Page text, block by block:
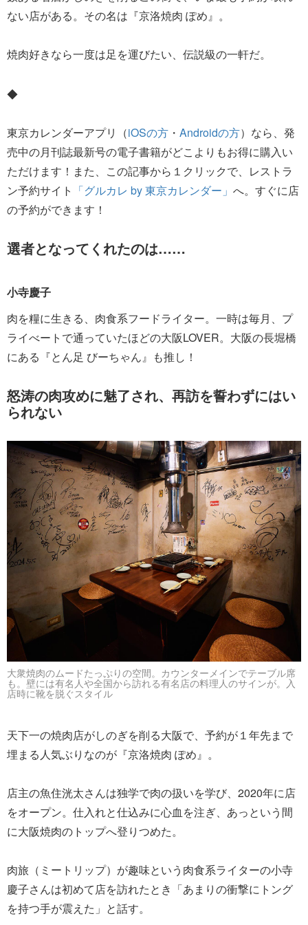
ない店がある。その名は『京洛焼肉 ぽめ』。
焼肉好きなら一度は足を運びたい、伝説級の一軒だ。
◆
東京カレンダーアプリ（iOSの方 ・ Androidの方）なら、発
売中の月刊誌最新号の電子書籍がどこよりもお得に購入い
ただけます！また、この記事から１クリックで、レストラ
ン予約サイト 「グルカレ by 東京カレンダー」 へ。すぐに店
の予約ができます！
選者となってくれたのは……
小寺慶子
肉を糧に生きる、肉食系フードライター。一時は毎月、プ
ライべートで通っていたほどの大阪LOVER。大阪の長堀橋
にある『とん足 びーちゃん』も推し！
怒涛の肉攻めに魅了され、再訪を誓わずにはい
られない
大衆焼肉のムードたっぷりの空間。カウンターメインでテーブル席
も。壁には有名人や全国から訪れる有名店の料理人のサインが。入
店時に靴を脱ぐスタイル
天下一の焼肉店がしのぎを削る大阪で、予約が１年先まで
埋まる人気ぶりなのが『京洛焼肉 ぽめ』。
店主の魚住洸太さんは独学で肉の扱いを学び、2020年に店
をオープン。仕入れと仕込みに心血を注ぎ、あっという間
に大阪焼肉のトップへ登りつめた。
肉旅（ミートリップ）が趣味という肉食系ライターの小寺
慶子さんは初めて店を訪れたとき「あまりの衝撃にトング
を持つ手が震えた」と話す。